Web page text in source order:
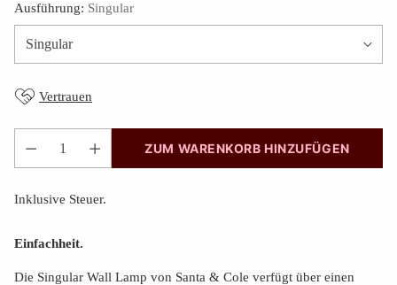
Ausführung: Singular
Vertrauen
Anzahl
ZUM WARENKORB HINZUFÜGEN
Inklusive Steuer.
Einfachheit.
Die Singular Wall Lamp von Santa & Cole verfügt über einen